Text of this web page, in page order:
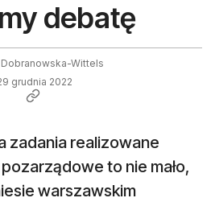
debatę
Wittels
grudnia 2022
zadania realizowane
to nie mało,
warszawskim